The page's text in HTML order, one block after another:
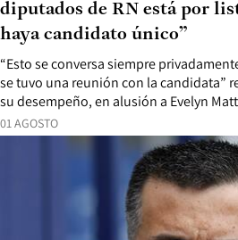
01 AGOSTO
“Esto se conversa siempre
se tuvo una reunión con la candidata”
su desempeño, en alusión a Evelyn
diputados de RN está por
haya candidato único”